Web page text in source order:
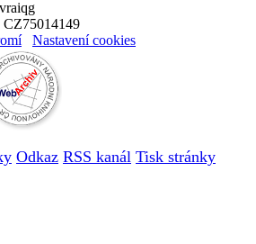
Nastavení cookies
Odkaz RSS kanál Tisk stránky